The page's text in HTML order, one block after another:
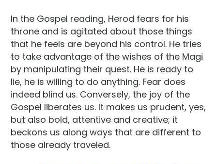
In the Gospel reading, Herod fears for his
throne and is agitated about those things
that he feels are beyond his control. He tries
to take advantage of the wishes of the Magi
by manipulating their quest. He is ready to
lie, he is willing to do anything. Fear does
indeed blind us. Conversely, the joy of the
Gospel liberates us. It makes us prudent, yes,
but also bold, attentive and creative; it
beckons us along ways that are different to
those already traveled.